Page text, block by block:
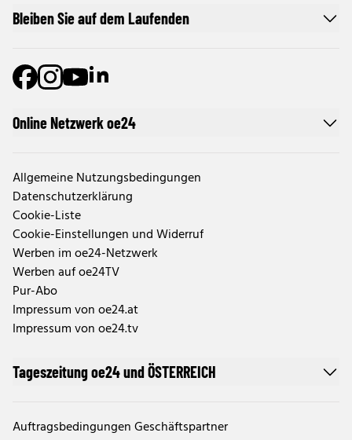
Online Netzwerk oe24
Allgemeine Nutzungsbedingungen
Datenschutzerklärung
Cookie-Liste
Cookie-Einstellungen und Widerruf
Werben im oe24-Netzwerk
Werben auf oe24TV
Pur-Abo
Impressum von oe24.at
Impressum von oe24.tv
Tageszeitung oe24 und ÖSTERREICH
Auftragsbedingungen Geschäftspartner
Bleiben Sie auf dem Laufenden